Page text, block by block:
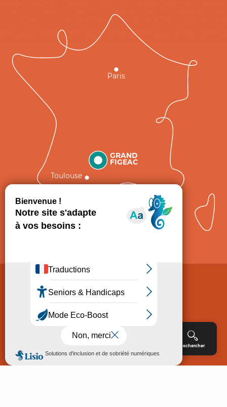
Rechercher
GRAND
FIGEAC
Toulouse
Paris
Politique de Protection des données
Accessibilité : non conforme